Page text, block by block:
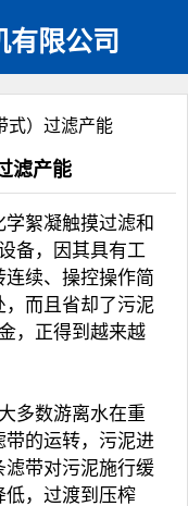
限公司
式）过滤产能
滤产能
絮凝触摸过滤和
备，因其具有工
续、操控操作简
，而且省却了污泥
，正得到越来越
多数游离水在重
带的运转，污泥进
滤带对污泥施行缓
低，过渡到压榨